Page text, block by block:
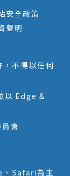
安全政策
聲明
，不得以任何
以 Edge &
會
Safari為主